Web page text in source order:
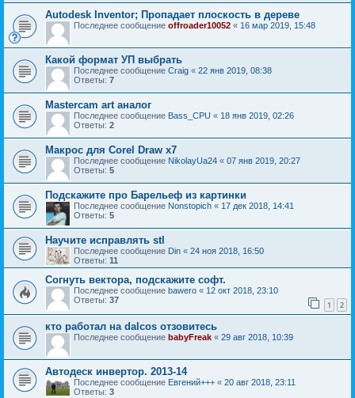
Autodesk Inventor; Пропадает плоскость в дереве
Последнее сообщение offroader10052 « 16 мар 2019, 15:48
Какой формат УП выбрать
Последнее сообщение Craig « 22 янв 2019, 08:38
Ответы: 7
Mastercam art аналог
Последнее сообщение Bass_CPU « 18 янв 2019, 02:26
Ответы: 2
Макрос для Corel Draw x7
Последнее сообщение NikolayUa24 « 07 янв 2019, 20:27
Ответы: 5
Подскажите про Барельеф из картинки
Последнее сообщение Nonstopich « 17 дек 2018, 14:41
Ответы: 5
Научите исправлять stl
Последнее сообщение Din « 24 ноя 2018, 16:50
Ответы: 11
Согнуть вектора, подскажите софт.
Последнее сообщение bawero « 12 окт 2018, 23:10
Ответы: 37 1 2
кто работал на dalcos отзовитесь
Последнее сообщение babyFreak « 29 авг 2018, 10:39
Автодеск инвертор. 2013-14
Последнее сообщение Евгений+++ « 20 авг 2018, 23:11
Ответы: 3